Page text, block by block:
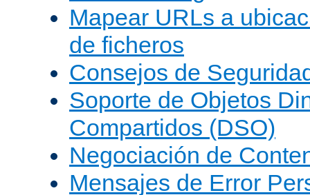
Mapear URLs a
de ficheros
Consejos de
Soporte de Objetos
Compartidos (DSO)
Negociación de
Mensajes de Error